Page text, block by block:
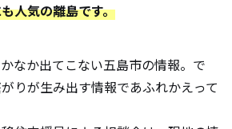
人気の離島です。
なか出てこない五島市の情報。で
りが生み出す情報であふれかえって